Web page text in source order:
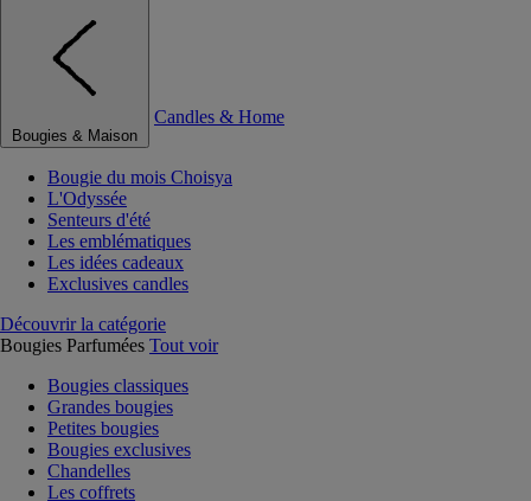
Bougies & Maison
Candles & Home
Bougie du mois Choisya
L'Odyssée
Senteurs d'été
Les emblématiques
Les idées cadeaux
Exclusives candles
Découvrir la catégorie
Bougies Parfumées Tout voir
Bougies classiques
Grandes bougies
Petites bougies
Bougies exclusives
Chandelles
Les coffrets